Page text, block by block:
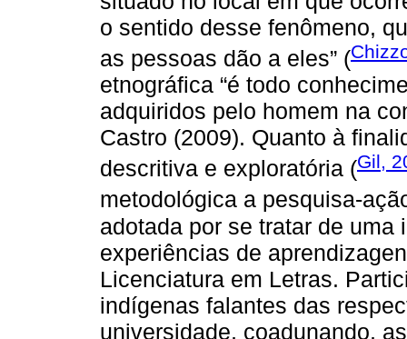
o sentido desse fenômeno,
as pessoas dão a eles” (
etnográfica “é todo
adquiridos pelo homem na
Castro (2009). Quanto à
descritiva e exploratória (Gil,
metodológica a pesquisa-
adotada por se tratar de
experiências de
Licenciatura em Letras.
indígenas falantes das
universidade, coadunando,